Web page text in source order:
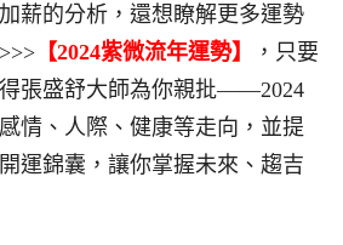
薪的分析，還想瞭解更多運勢
【2024紫微流年運勢】
，只要
張盛舒大師為你親批——2024
情、人際、健康等走向，並提
運錦囊，讓你掌握未來、趨吉